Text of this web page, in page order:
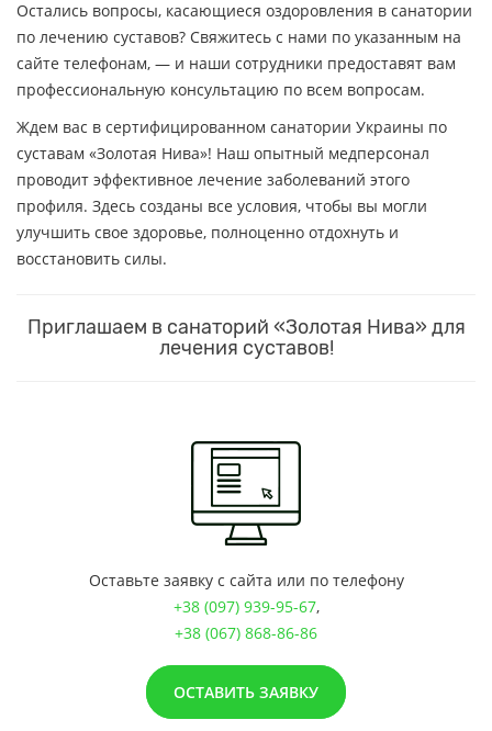
Остались вопросы, касающиеся оздоровления в санатории
по лечению суставов? Свяжитесь с нами по указанным на
сайте телефонам, — и наши сотрудники предоставят вам
профессиональную консультацию по всем вопросам.
Ждем вас в сертифицированном санатории Украины по
суставам «Золотая Нива»! Наш опытный медперсонал
проводит эффективное лечение заболеваний этого
профиля. Здесь созданы все условия, чтобы вы могли
улучшить свое здоровье, полноценно отдохнуть и
восстановить силы.
Приглашаем в санаторий «Золотая Нива» для
лечения суставов!
Оставьте заявку с сайта или по телефону
+38 (097) 939-95-67,
+38 (067) 868-86-86
ОСТАВИТЬ ЗАЯВКУ